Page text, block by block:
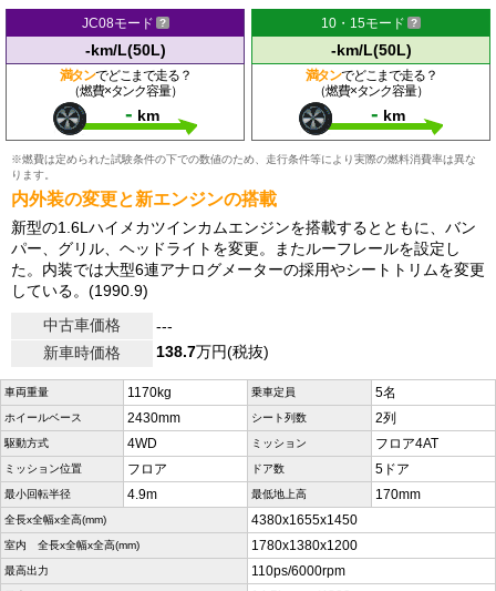
JC08モード
-km/L(50L)
満タンでどこまで走る？
（燃費×タンク容量）
- km
10・15モード
-km/L(50L)
満タンでどこまで走る？
（燃費×タンク容量）
- km
※燃費は定められた試験条件の下での数値のため、走行条件等により実際の燃料消費率は異な
ります。
内外装の変更と新エンジンの搭載
新型の1.6Lハイメカツインカムエンジンを搭載するとともに、バン
パー、グリル、ヘッドライトを変更。またルーフレールを設定し
た。内装では大型6連アナログメーターの採用やシートトリムを変更
している。(1990.9)
中古車価格
---
新車時価格
138.7万円(税抜)
車両重量 1170kg 乗車定員 5名
ホイールベース 2430mm シート列数 2列
駆動方式 4WD ミッション フロア4AT
ミッション位置 フロア ドア数 5ドア
最小回転半径 4.9m 最低地上高 170mm
全長x全幅x全高(mm) 4380x1655x1450
室内 全長x全幅x全高(mm) 1780x1380x1200
最高出力 110ps/6000rpm